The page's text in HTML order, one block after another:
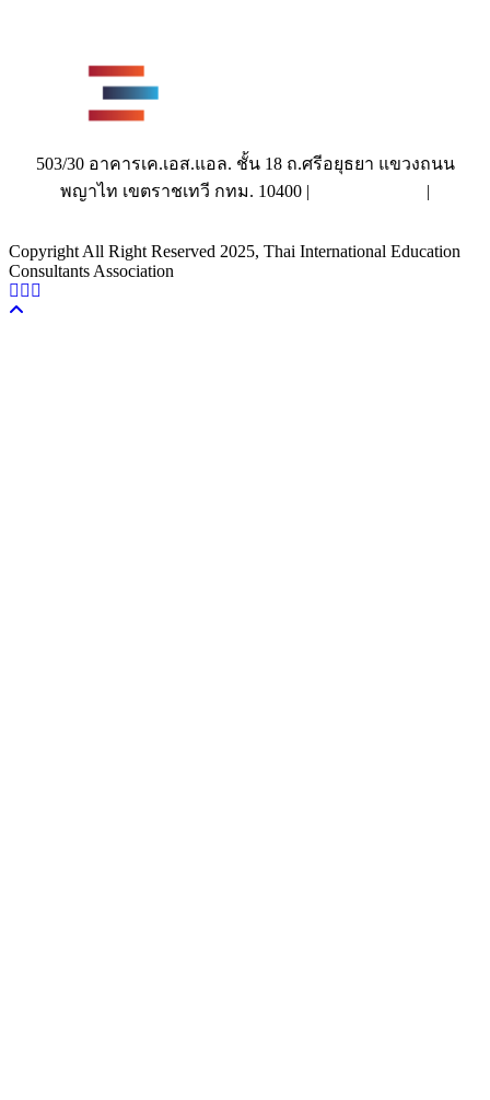
503/30 อาคารเค.เอส.แอล. ชั้น 18 ถ.ศรีอยุธยา แขวงถนน
พญาไท เขตราชเทวี กทม. 10400 |
|
Copyright All Right Reserved 2025, Thai International Education
Consultants Association